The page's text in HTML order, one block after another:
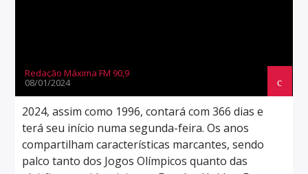
Redação Máxima FM 90,9
08/01/2024
2024, assim como 1996, contará com 366 dias e
terá seu início numa segunda-feira. Os anos
compartilham características marcantes, sendo
palco tanto dos Jogos Olímpicos quanto das